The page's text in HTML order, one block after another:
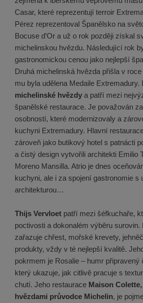
Casar, které reprezentují terroir
Pérez reprezentoval Španělsko na
Bocuse d’Or a už o rok později získal
michelinskou hvězdu. Následující rok
gastronomickou cenou jako nejlepší
Druhá michelinská hvězda přišla v
mu byla udělena Medaile Extremadury.
michelinské hvězdy a patří mezi
španělské restaurace. Je považován
osobností, které modernizovaly a
kuchyni Extremadury. Hlavní
zároveň jako butikový hotel s patnácti
a čistý design vytvořili architekti Emilio
Moreno Mansilla. Atrio je dnes
kuchyni, ale i za spojení gastronomie s
architekturou…
Thijs Vervloet patří mezi šéfkuchaře,
poctivosti a dokonalém výběru
zařazuje chřest, mořské krevety,
produkty, vždy v té nejlepší kvalitě.
pokrmem je Rosalie – humr připravený
který ukazuje, jak citlivě pracuje s
chutí. Jeho restaurace Maison Colette,
hvězdami průvodce Michelin, je